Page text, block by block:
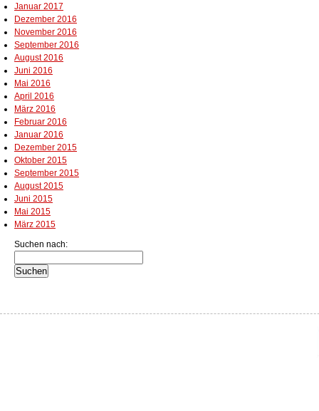
Januar 2017
Dezember 2016
November 2016
September 2016
August 2016
Juni 2016
Mai 2016
April 2016
März 2016
Februar 2016
Januar 2016
Dezember 2015
Oktober 2015
September 2015
August 2015
Juni 2015
Mai 2015
März 2015
Suchen nach: